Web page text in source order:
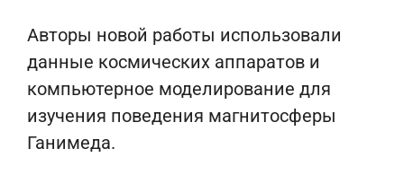
Авторы новой работы использовали
данные космических аппаратов и
компьютерное моделирование для
изучения поведения магнитосферы
Ганимеда.